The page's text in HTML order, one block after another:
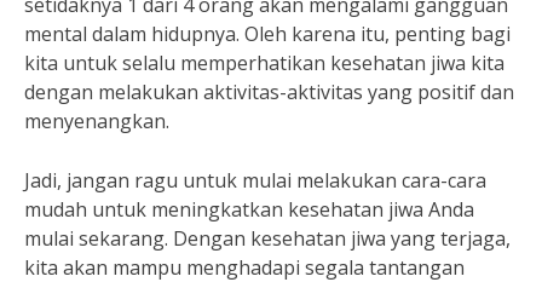
mental dalam hidupnya. Oleh karena itu, penting bagi
kita untuk selalu memperhatikan kesehatan jiwa kita
dengan melakukan aktivitas-aktivitas yang positif dan
menyenangkan.
Jadi, jangan ragu untuk mulai melakukan cara-cara
mudah untuk meningkatkan kesehatan jiwa Anda
mulai sekarang. Dengan kesehatan jiwa yang terjaga,
kita akan mampu menghadapi segala tantangan